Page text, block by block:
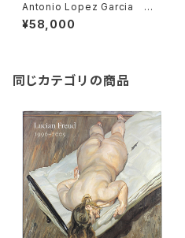
Antonio Lopez Garcia ア
ントニオ・ロペス・ガルシア
¥58,000
同じカテゴリの商品